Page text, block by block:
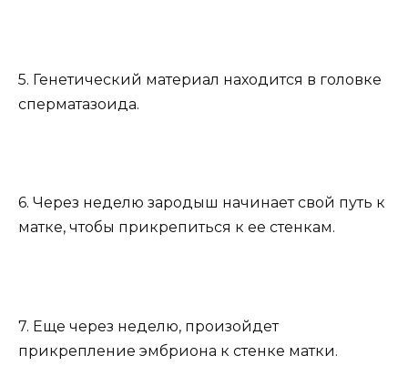
5. Генетический материал находится в головке
сперматазоида.
6. Через неделю зародыш начинает свой путь к
матке, чтобы прикрепиться к ее стенкам.
7. Еще через неделю, произойдет
прикрепление эмбриона к стенке матки.